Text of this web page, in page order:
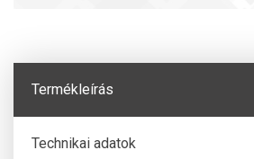
Termékleírás
Technikai adatok